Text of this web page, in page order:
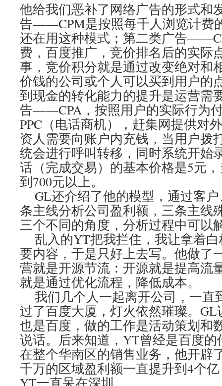
他给我们恶补了网络广告的形式和
告——CPM是按照每千人浏览计费
还在用这种模式；第二类广告
费，百度推广，竞价排名后的实际
事，竞价积分就是通过改变绝对和
价钱的公司或个人可以买到用户的
到现金的转化能力的提升是运营需
告——CPA，按照用户的实际行为
PPC（电话商机），赶集网提供对
资人需要向账户内充钱，当用户拨
统会进行呼叫转移，同时系统开始
话（完成交易）的基本价格是5元
到700元以上。
GL还介绍了他的模型，通过客
条主线分析公司盈利额，三条主线
三个不同的角度，分析过程中可
乱入的YT把我拦住，我让拿着
要内容，于是只好上去写。他做了
营就是开源节流：开源就是提高流
就是通过优化流程，降低成本。
我们几个人一起离开公司，一直
过了百度大厦，灯火依然璀璨。
也是百度，做的工作是活动策划和
说话。后来知道，YT曾经是百度
在整个华南区的销售业务，他开辟
千万的区域盈利额一直提升到4个
YT一直呆在深圳。